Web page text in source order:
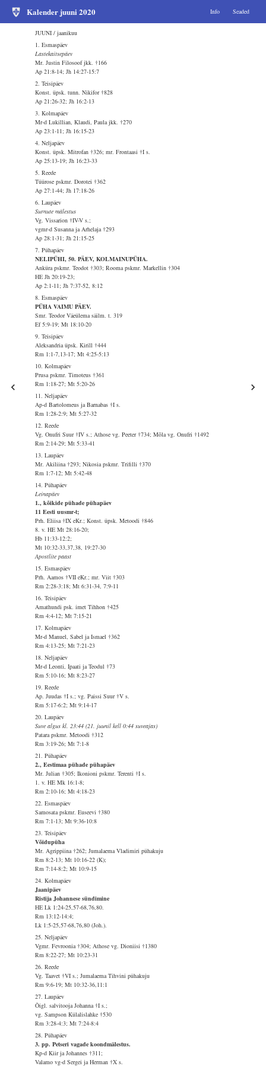
Kalender juuni 2020 Info Seaded
JUUNI / jaanikuu
1. Esmaspäev
Lastekaitsepäev
Mr. Justin Filosoof jkk. †166
Ap 21:8-14; Jh 14:27-15:7
2. Teisipäev
Konst. üpsk. tunn. Nikifor †828
Ap 21:26-32; Jh 16:2-13
3. Kolmapäev
Mr-d Lukillian, Klaudi, Paula jkk. †270
Ap 23:1-11; Jh 16:15-23
4. Neljapäev
Konst. üpsk. Mitrofan †326; mr. Frontaasi †I s.
Ap 25:13-19; Jh 16:23-33
5. Reede
Tüürose pskmr. Dorotei †362
Ap 27:1-44; Jh 17:18-26
6. Laupäev
Surnute mälestus
Vg. Vissarion †IV-V s.;
vgmr-d Susanna ja Arhelaja †293
Ap 28:1-31; Jh 21:15-25
7. Pühapäev
NELIPÜHI, 50. PÄEV, KOLMAINUPÜHA.
Anküra pskmr. Teodot †303; Rooma pskmr. Markellin †304
HE Jh 20:19-23;
Ap 2:1-11; Jh 7:37-52, 8:12
8. Esmaspäev
PÜHA VAIMU PÄEV.
Smr. Teodor Väeülema säilm. t. 319
Ef 5:9-19; Mt 18:10-20
9. Teisipäev
Aleksandria üpsk. Kirill †444
Rm 1:1-7,13-17; Mt 4:25-5:13
10. Kolmapäev
Prusa pskmr. Timoteus †361
Rm 1:18-27; Mt 5:20-26
11. Neljapäev
Ap-d Bartolomeus ja Barnabas †I s.
Rm 1:28-2:9; Mt 5:27-32
12. Reede
Vg. Onufri Suur †IV s.; Athose vg. Peeter †734; Mõla vg. Onufri †1492
Rm 2:14-29; Mt 5:33-41
13. Laupäev
Mr. Akiliina †293; Nikosia pskmr. Trifilli †370
Rm 1:7-12; Mt 5:42-48
14. Pühapäev
Leinapäev
1., kõikide pühade pühapäev
11 Eesti uusmr-t;
Prh. Eliisa †IX eKr.; Konst. üpsk. Metoodi †846
8. v. HE Mt 28:16-20;
Hb 11:33-12:2;
Mt 10:32-33,37,38, 19:27-30
Apostlite paast
15. Esmaspäev
Prh. Aamos †VII eKr.; mr. Viit †303
Rm 2:28-3:18; Mt 6:31-34, 7:9-11
16. Teisipäev
Amathundi psk. imet Tihhon †425
Rm 4:4-12; Mt 7:15-21
17. Kolmapäev
Mr-d Manuel, Sabel ja Ismael †362
Rm 4:13-25; Mt 7:21-23
18. Neljapäev
Mr-d Leonti, Ipaati ja Teodul †73
Rm 5:10-16; Mt 8:23-27
19. Reede
Ap. Juudas †I s.; vg. Paissi Suur †V s.
Rm 5:17-6:2; Mt 9:14-17
20. Laupäev
Suve algus kl. 23:44 (21. juunil kell 0:44 suveajas)
Patara pskmr. Metoodi †312
Rm 3:19-26; Mt 7:1-8
21. Pühapäev
2., Eestimaa pühade pühapäev
Mr. Julian †305; Ikonioni pskmr. Terenti †I s.
1. v. HE Mk 16:1-8;
Rm 2:10-16; Mt 4:18-23
22. Esmaspäev
Samosata pskmr. Euseevi †380
Rm 7:1-13; Mt 9:36-10:8
23. Teisipäev
Võidupüha
Mr. Agrippiina †262; Jumalaema Vladimiri pühakuju
Rm 8:2-13; Mt 10:16-22 (K);
Rm 7:14-8:2; Mt 10:9-15
24. Kolmapäev
Jaanipäev
Ristija Johannese sündimine
HE Lk 1:24-25,57-68,76,80.
Rm 13:12-14:4;
Lk 1:5-25,57-68,76,80 (Joh.).
25. Neljapäev
Vgmr. Fevroonia †304; Athose vg. Dioniisi †1380
Rm 8:22-27; Mt 10:23-31
26. Reede
Vg. Taavet †VI s.; Jumalaema Tihvini pühakuju
Rm 9:6-19; Mt 10:32-36,11:1
27. Laupäev
Õigl. salvitooja Johanna †I s.;
vg. Sampson Külalislahke †530
Rm 3:28-4:3; Mt 7:24-8:4
28. Pühapäev
3. pp. Petseri vagade koondmälestus.
Kp-d Kiir ja Johannes †311;
Valamo vg-d Sergei ja Herman †X s.